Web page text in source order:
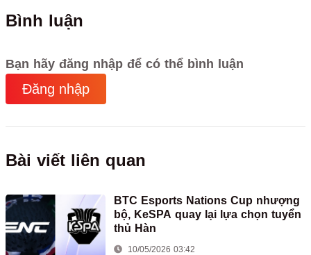
Bình luận
Bạn hãy đăng nhập để có thể bình luận
Đăng nhập
Bài viết liên quan
BTC Esports Nations Cup nhượng
bộ, KeSPA quay lại lựa chọn tuyển
thủ Hàn
10/05/2026 03:42